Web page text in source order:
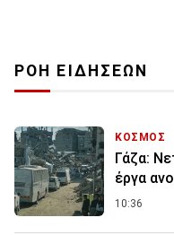
ΡΟΗ ΕΙΔΗΣΕΩΝ
ΚΟΣΜΟΣ
Γάζα:
έργα
10:36